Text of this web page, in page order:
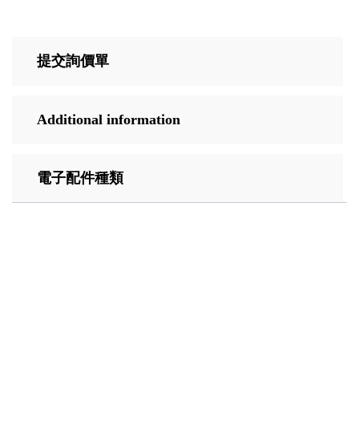
提交詢價單
Additional information
電子配件種類